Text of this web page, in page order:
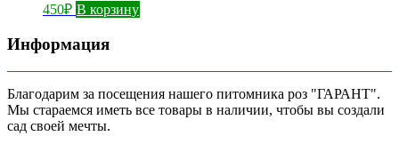
450₽ В корзину
Информация
Благодарим за посещения нашего питомника роз "ГАРАНТ".
Мы стараемся иметь все товары в наличии, чтобы вы создали
сад своей мечты.